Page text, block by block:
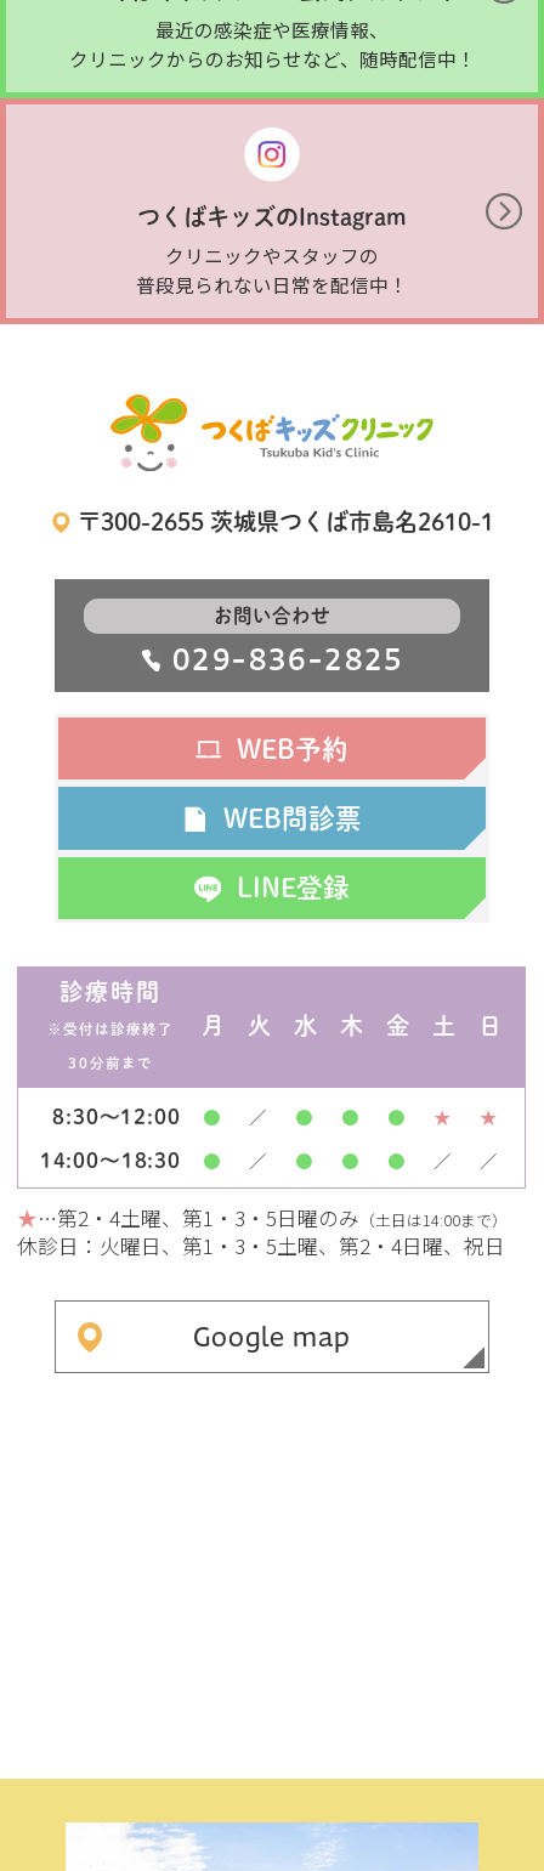
最近の感染症や医療情報、
クリニックからのお知らせなど、随時配信中！
つくばキッズのInstagram
クリニックやスタッフの
普段見られない日常を配信中！
〒300-2655 茨城県つくば市島名2610-1
お問い合わせ
029-836-2825
WEB予約
WEB問診票
LINE登録
診療時間
※受付は診療終了
30分前まで
月 火 水 木 金 土 日
8:30～12:00 ● ／ ● ● ● ★ ★
14:00～18:30 ● ／ ● ● ● ／ ／
★…第2・4土曜、第1・3・5日曜のみ （土日は14:00まで）
休診日：火曜日、第1・3・5土曜、第2・4日曜、祝日
Google map